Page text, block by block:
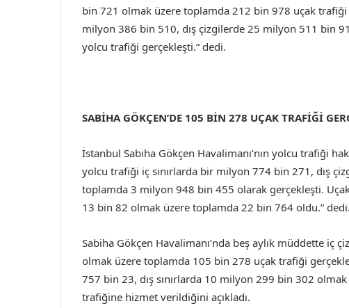
bin 721 olmak üzere toplamda 212 bin 978 uçak
milyon 386 bin 510, dış çizgilerde 25 milyon 511 bin
yolcu trafiği gerçekleşti.” dedi.
SABİHA GÖKÇEN’DE 105 BİN 278 UÇAK TRAFİĞİ
İstanbul Sabiha Gökçen Havalimanı’nın yolcu trafiği
yolcu trafiği iç sınırlarda bir milyon 774 bin 271, dış
toplamda 3 milyon 948 bin 455 olarak gerçekleşti.
13 bin 82 olmak üzere toplamda 22 bin 764 oldu.” dedi.
Sabiha Gökçen Havalimanı’nda beş aylık müddette iç
olmak üzere toplamda 105 bin 278 uçak trafiği
757 bin 23, dış sınırlarda 10 milyon 299 bin 302
trafiğine hizmet verildiğini açıkladı.